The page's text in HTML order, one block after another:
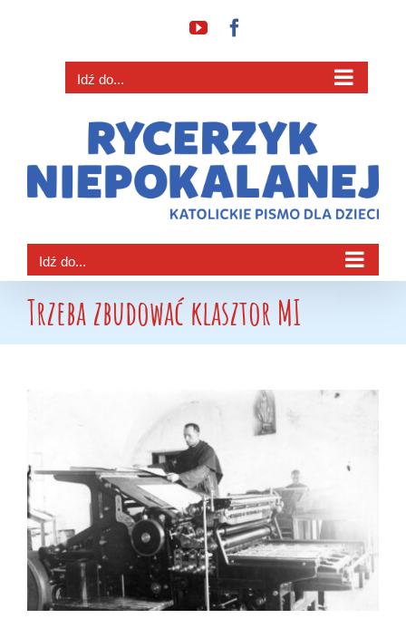
YouTube
Idź do...
Idź do...
Trzeba zbudować klasztor MI